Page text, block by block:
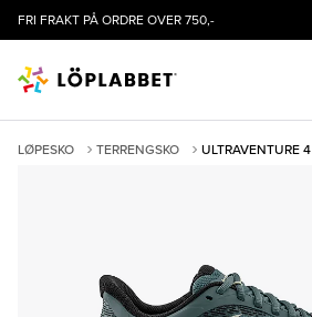
FRI FRAKT PÅ ORDRE OVER 750,-
LØPESKO TERRENGSKO ULTRAVENTURE 4